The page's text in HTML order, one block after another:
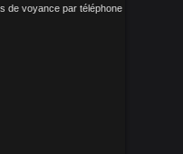
de voyance par téléphone